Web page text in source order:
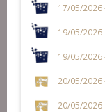
17/05/2026
19/05/2026
19/05/2026
20/05/2026
20/05/2026